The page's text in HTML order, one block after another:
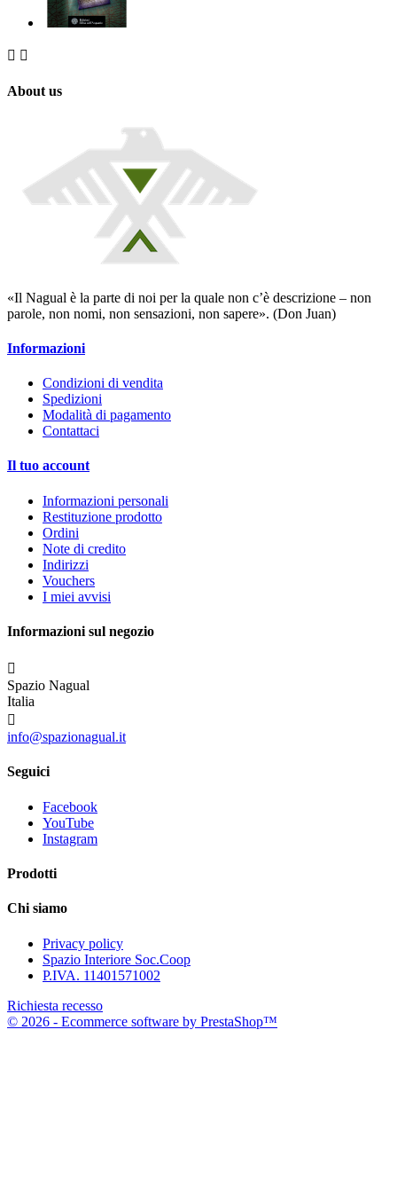
 
About us
«Il Nagual è la parte di noi per la quale non c’è descrizione – non
parole, non nomi, non sensazioni, non sapere». (Don Juan)
Informazioni
Condizioni di vendita
Spedizioni
Modalità di pagamento
Contattaci
Il tuo account
Informazioni personali
Restituzione prodotto
Ordini
Note di credito
Indirizzi
Vouchers
I miei avvisi
Informazioni sul negozio

Spazio Nagual
Italia

info@spazionagual.it
Seguici
Facebook
YouTube
Instagram
Prodotti
Chi siamo
Privacy policy
Spazio Interiore Soc.Coop
P.IVA. 11401571002
Richiesta recesso
© 2026 - Ecommerce software by PrestaShop™